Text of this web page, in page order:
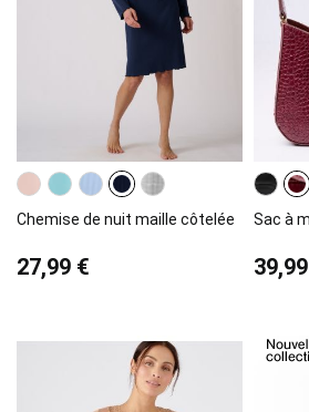
Chemise de nuit maille côtelée
27,99 €
Sac à